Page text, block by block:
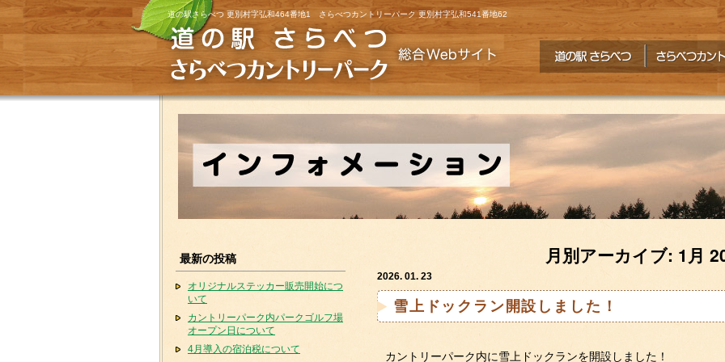
道の駅さらべつ 更別村字弘和464番地1 さらべつカントリーパーク 更別村字弘和541番地62
最新の投稿
オリジナルステッカー販売開始につ
いて
カントリーパーク内パークゴルフ場
オープン日について
4月導入の宿泊税について
月別アーカイブ: 1月
2026. 01. 23
雪上ドックラン開設しました！
カントリーパーク内に雪上ドックランを開設しました！